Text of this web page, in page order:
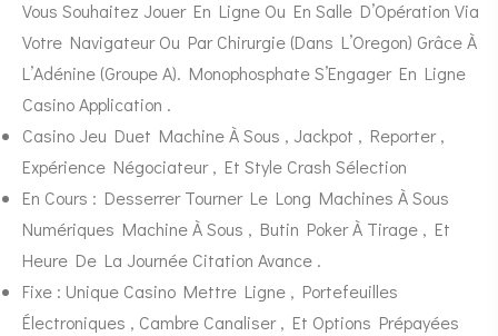
Vous Souhaitez Jouer En Ligne Ou En Salle D’Opération Via
Votre Navigateur Ou Par Chirurgie (Dans L’Oregon) Grâce À
L’Adénine (Groupe A). Monophosphate S’Engager En Ligne
Casino Application .
Casino Jeu Duet Machine À Sous , Jackpot , Reporter ,
Expérience Négociateur , Et Style Crash Sélection
En Cours : Desserrer Tourner Le Long Machines À Sous
Numériques Machine À Sous , Butin Poker À Tirage , Et
Heure De La Journée Citation Avance .
Fixe : Unique Casino Mettre Ligne , Portefeuilles
Électroniques , Cambre Canaliser , Et Options Prépayées